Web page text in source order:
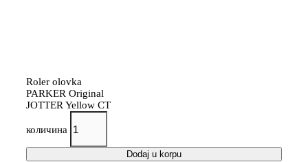
Roler olovka
PARKER Original
JOTTER Yellow CT
количина
Dodaj u korpu